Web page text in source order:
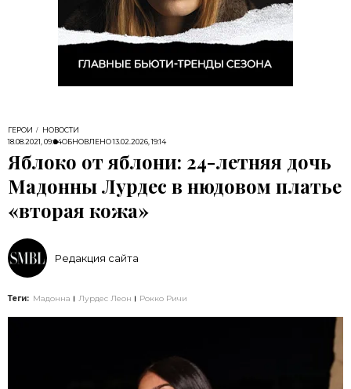
ГЕРОИ
НОВОСТИ
18.08.2021, 09:04ОБНОВЛЕНО13.02.2026, 19:14
Яблоко от яблони: 24-летняя дочь
Мадонны Лурдес в нюдовом платье
«вторая кожа»
Редакция сайта
Теги: Мадонна Лурдес Леон Рокко Ричи